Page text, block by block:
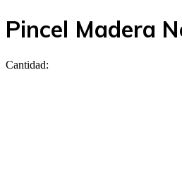
Pincel Madera
Cantidad: